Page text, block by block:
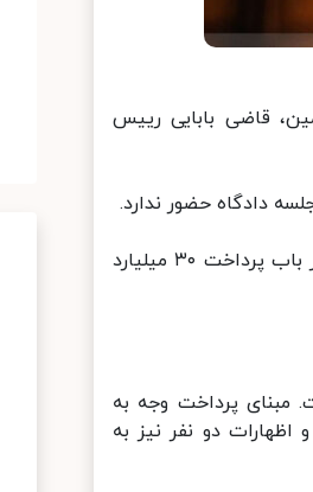
قاضی بابایی رییس
دادگاه حضور ندارد.
سپس قاضی خطاب به وکیل دانیال زاده گفت که در جایگاه قرار گیرد و در باب پرداخت ۳۰ میلیارد
پرداخت وجه به
دو نفر نیز به